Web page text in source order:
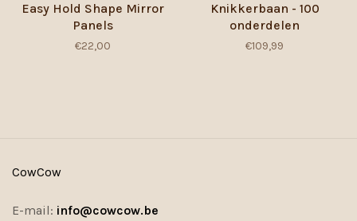
Easy Hold Shape Mirror
Panels
€22,00
Knikkerbaan - 100
onderdelen
€109,99
CowCow
E-mail: info@cowcow.be